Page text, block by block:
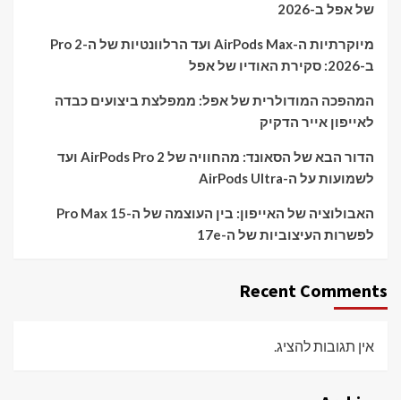
של אפל ב-2026
מיוקרתיות ה-AirPods Max ועד הרלוונטיות של ה-Pro 2
ב-2026: סקירת האודיו של אפל
המהפכה המודולרית של אפל: ממפלצת ביצועים כבדה
לאייפון אייר הדקיק
הדור הבא של הסאונד: מהחוויה של AirPods Pro 2 ועד
לשמועות על ה-AirPods Ultra
האבולוציה של האייפון: בין העוצמה של ה-15 Pro Max
לפשרות העיצוביות של ה-17e
Recent Comments
אין תגובות להציג.